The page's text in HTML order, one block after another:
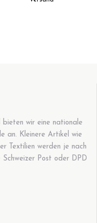
wir eine nationale
an. Kleinere Artikel wie
Textilien werden je nach
Schweizer Post oder DPD